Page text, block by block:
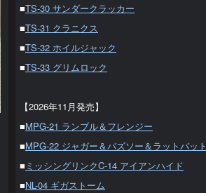
■TS-30 サンダークラッカー
■TS-31 クラニクス
■TS-32 ホイルジャック
■TS-33 グリムロック
【2026年11月発売】
■MPG-21 ランブル＆フレンジー
■MPG-22 ジャガー＆バズソー＆ラットバット
■ ミッシングリンクC-14 アイアンハイド
■NL-04 ギガストーム